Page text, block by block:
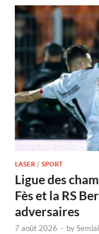
LASER / SPORT
Ligue des
Fès et la RS
adversaires
7 août 2026 - by